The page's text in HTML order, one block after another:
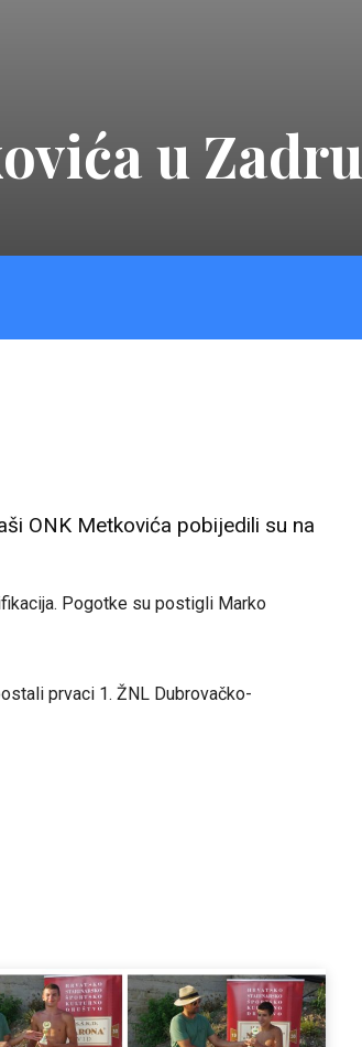
u Zadru
ONK Metkovića pobijedili su na
Pogotke su postigli Marko
prvaci 1. ŽNL Dubrovačko-